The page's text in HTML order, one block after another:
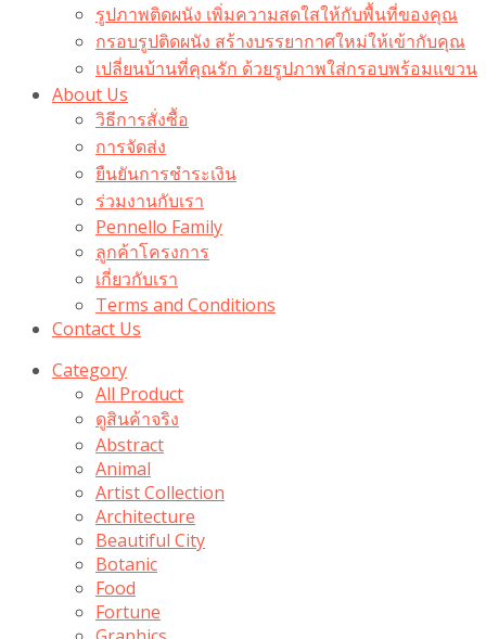
รูปภาพติดผนัง เพิ่มความสดใสให้กับพื้นที่ของคุณ
กรอบรูปติดผนัง สร้างบรรยากาศใหม่ให้เข้ากับคุณ
เปลี่ยนบ้านที่คุณรัก ด้วยรูปภาพใส่กรอบพร้อมแขวน​
About Us
วิธีการสั่งซื้อ
การจัดส่ง
ยืนยันการชำระเงิน
ร่วมงานกับเรา
Pennello Family
ลูกค้าโครงการ
เกี่ยวกับเรา
Terms and Conditions
Contact Us
Category
All Product
ดูสินค้าจริง
Abstract
Animal
Artist Collection
Architecture
Beautiful City
Botanic
Food
Fortune